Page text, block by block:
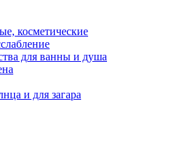
косметические
для ванны и душа
и для загара